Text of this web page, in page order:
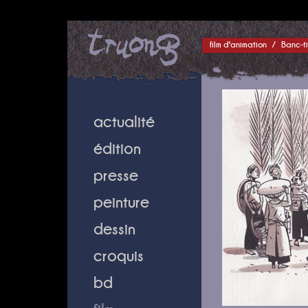
film d'animation / Banc-
actualité
édition
presse
peinture
dessin
croquis
bd